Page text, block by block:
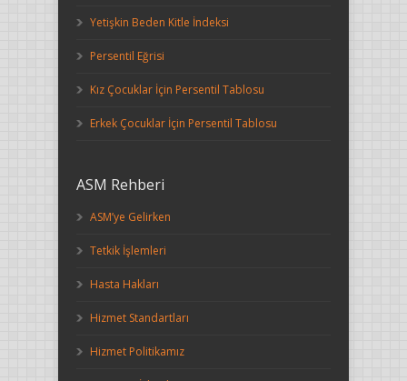
Yetişkin Beden Kitle İndeksi
Persentil Eğrisi
Kız Çocuklar İçin Persentil Tablosu
Erkek Çocuklar İçin Persentil Tablosu
ASM Rehberi
ASM’ye Gelirken
Tetkik İşlemleri
Hasta Hakları
Hizmet Standartları
Hizmet Politikamız